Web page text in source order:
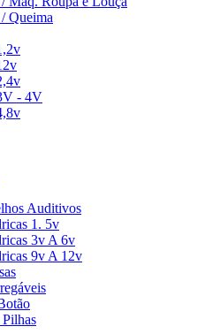
Queima
- 4V
Auditivos
1. 5v
3v A 6v
9v A 12v
Pilhas